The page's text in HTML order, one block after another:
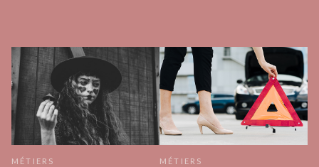
MÉTIERS MÉTIERS